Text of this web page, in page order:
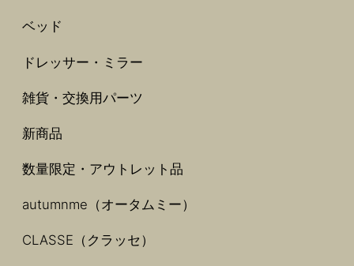
ベッド
ドレッサー・ミラー
雑貨・交換用パーツ
新商品
数量限定・アウトレット品
autumnme（オータムミー）
CLASSE（クラッセ）